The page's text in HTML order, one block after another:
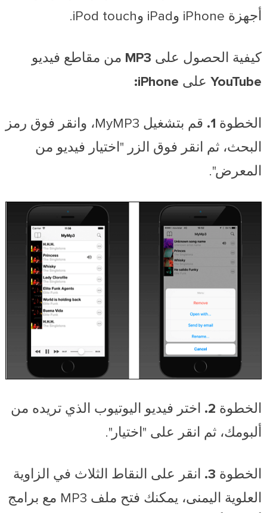
أجهزة iPhone وiPad وiPod touch.
كيفية الحصول على MP3 من مقاطع فيديو
YouTube على iPhone:
الخطوة 1.
قم بتشغيل MyMP3، وانقر فوق رمز
البحث، ثم انقر فوق الزر "اختيار فيديو من
المعرض".
الخطوة 2.
اختر فيديو اليوتيوب الذي تريده من
ألبومك، ثم انقر على "اختيار".
الخطوة 3.
انقر على النقاط الثلاث في الزاوية
العلوية اليمنى، يمكنك فتح ملف MP3 مع برامج